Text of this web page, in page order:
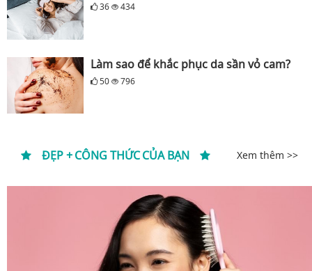
36 434
Làm sao để khắc phục da sần vỏ cam?
50 796
ĐẸP + CÔNG THỨC CỦA BẠN Xem thêm >>